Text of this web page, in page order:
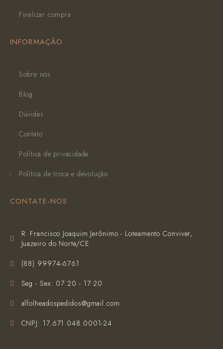
Finalizar compra
INFORMAÇÃO
Sobre nós
Blog
Dúvidas
Contato
Política de privacidade
Política de troca e devolução
CONTATE-NOS
R. Francisco Joaquim Jerônimo - Loteamento Conviver,
Juazeiro do Norte/CE
(‪88) 99974-6761‬
Seg - Sex: 07:20 - 17:20
alfolheadospedidos@gmail.com
CNPJ: 17.671.048.0001-24